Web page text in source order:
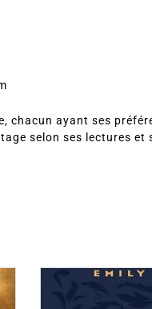
chacun ayant ses
selon ses lectures et